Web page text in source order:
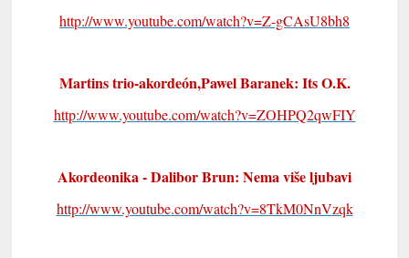
http://www.youtube.com/watch?v=Z-gCAsU8bh8
Martins trio-akordeón,Pawel Baranek: Its O.K.
http://www.youtube.com/watch?v=ZOHPQ2qwFIY
Akordeonika - Dalibor Brun: Nema više ljubavi
http://www.youtube.com/watch?v=8TkM0NnVzqk